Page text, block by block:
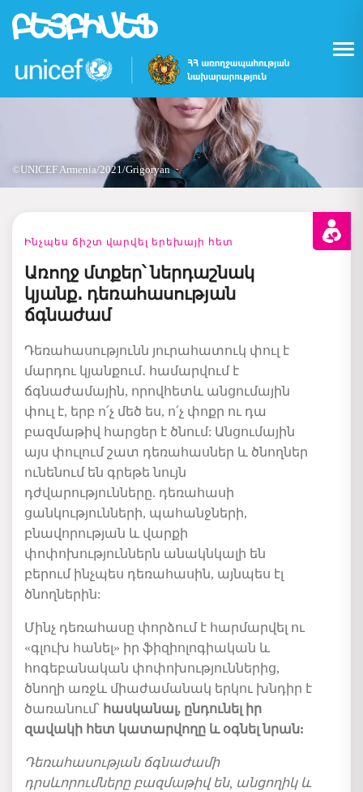
Skip
©UNICEF Armenia/2021/Grigoryan
Ինչպես ճիշտ վարվել երեխայի հետ
Առողջ մտքեր՝ ներդաշնակ
կյանք․ դեռահասության
ճգնաժամ
Դեռահասությունն յուրահատուկ փուլ է
մարդու կյանքում․ համարվում է
ճգնաժամային, որովհետև անցումային
փուլ է, երբ ո՛չ մեծ ես, ո՛չ փոքր ու դա
բազմաթիվ հարցեր է ծնում: Անցումային
այս փուլում շատ դեռահասներ և ծնողներ
ունենում են գրեթե նույն
դժվարությունները. դեռահասի
ցանկությունների, պահանջների,
բնավորության և վարքի
փոփոխություններն անակնկալի են
բերում ինչպես դեռահասին, այնպես էլ
ծնողներին:
Մինչ դեռահասը փորձում է հարմարվել ու
«գլուխ հանել» իր ֆիզիոլոգիական և
հոգեբանական փոփոխություններից,
ծնողի առջև միաժամանակ երկու խնդիր է
ծառանում՝ հասկանալ, ընդունել իր
զավակի հետ կատարվողը և օգնել նրան:
Դեռահասության ճգնաժամի
դրսևորումները բազմաթիվ են, անցողիկ և